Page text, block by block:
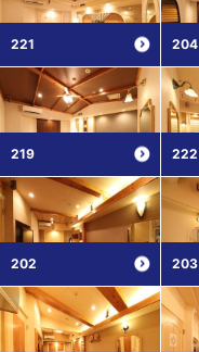
221 204
219 222
202 203